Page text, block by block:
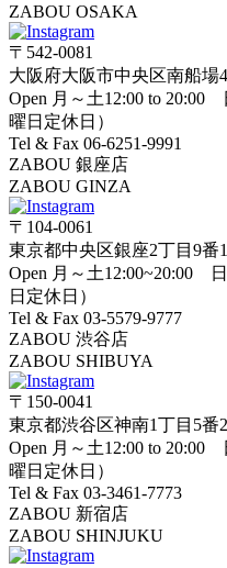
ZABOU OSAKA
〒542-0081
大阪府大阪市中央区南船場
Open 月～土12:00 to 20:00
曜日定休日）
Tel & Fax 06-6251-9991
ZABOU 銀座店
ZABOU GINZA
〒104-0061
東京都中央区銀座2丁目9番
Open 月～土12:00~20:00
日定休日）
Tel & Fax 03-5579-9777
ZABOU 渋谷店
ZABOU SHIBUYA
〒150-0041
東京都渋谷区神南1丁目5番
Open 月～土12:00 to 20:00
曜日定休日）
Tel & Fax 03-3461-7773
ZABOU 新宿店
ZABOU SHINJUKU